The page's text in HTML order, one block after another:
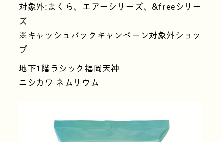
対象外:まくら、エアーシリーズ、&freeシリー
ズ
※キャッシュバックキャンペーン対象外ショッ
プ
地下1階ラシック福岡天神
ニシカワ ネムリウム